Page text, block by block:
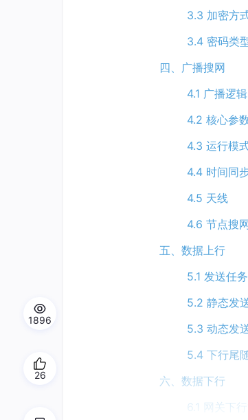
3.3 加密方
3.4 密码类
四、广播搜网
4.1 广播逻辑
4.2 核心参
4.3 运行模
4.4 时间同
4.5 天线
4.6 节点搜
五、数据上行
5.1 发送任务
5.2 静态发
5.3 动态发
5.4 下行尾
六、数据下行
6.1 网关下
1896
26